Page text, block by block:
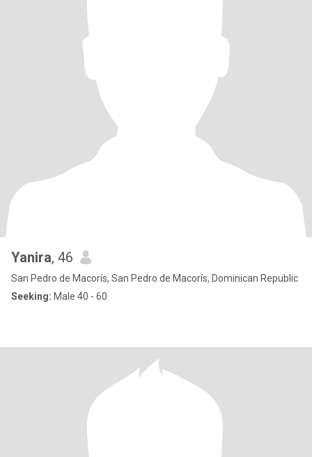
Yanira, 46
San Pedro de Macorís, San Pedro de Macorís, Dominican Republic
Seeking: Male 40 - 60